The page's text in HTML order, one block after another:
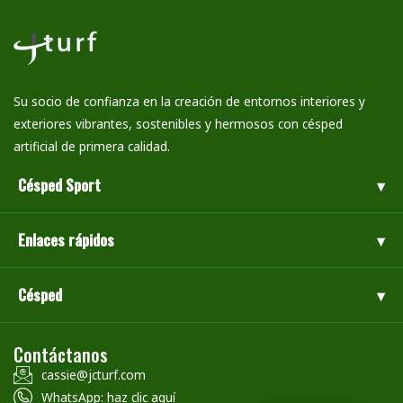
Su socio de confianza en la creación de entornos interiores y
exteriores vibrantes, sostenibles y hermosos con césped
artificial de primera calidad.
Césped Sport
Enlaces rápidos
Césped
Contáctanos
cassie@jcturf.com
WhatsApp: haz clic aquí